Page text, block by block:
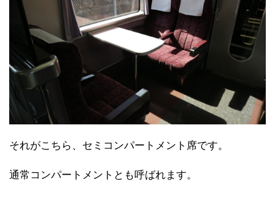
それがこちら、セミコンパートメント席です。
通常コンパートメントとも呼ばれます。